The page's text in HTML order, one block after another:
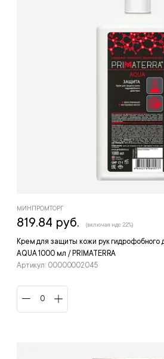
Крем для защиты кожи рук гидрофобного
AQUA 1000 мл / PRIMATERRA
Артикул: 00000002045
МИНПРОМТОРГ
819.84 руб. (включая ндс 22%)